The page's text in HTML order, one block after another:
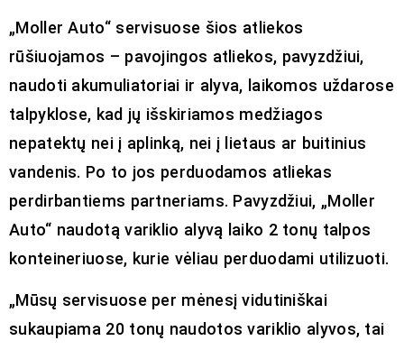
„Moller Auto“ servisuose šios atliekos
rūšiuojamos – pavojingos atliekos, pavyzdžiui,
naudoti akumuliatoriai ir alyva, laikomos uždarose
talpyklose, kad jų išskiriamos medžiagos
nepatektų nei į aplinką, nei į lietaus ar buitinius
vandenis. Po to jos perduodamos atliekas
perdirbantiems partneriams. Pavyzdžiui, „Moller
Auto“ naudotą variklio alyvą laiko 2 tonų talpos
konteineriuose, kurie vėliau perduodami utilizuoti.
„Mūsų servisuose per mėnesį vidutiniškai
sukaupiama 20 tonų naudotos variklio alyvos, tai